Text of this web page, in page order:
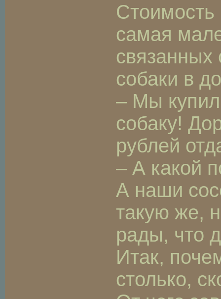
самая
связанных
собаки в
– Мы
собаку!
рублей
– А какой
А наши
такую же,
рады, что
Итак,
столько,